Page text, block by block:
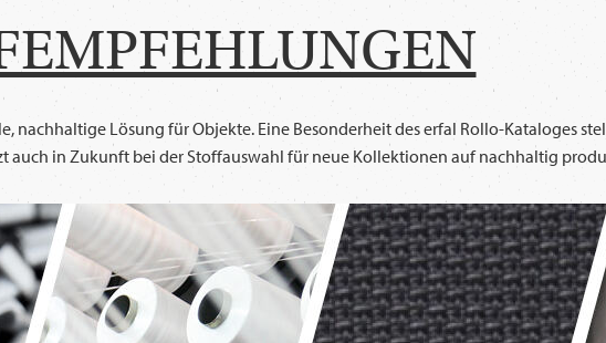
Lösung für Objekte. Eine Besonderheit des erfal Rollo-Kataloges
auch in Zukunft bei der Stoffauswahl für neue Kollektionen auf nachhaltig